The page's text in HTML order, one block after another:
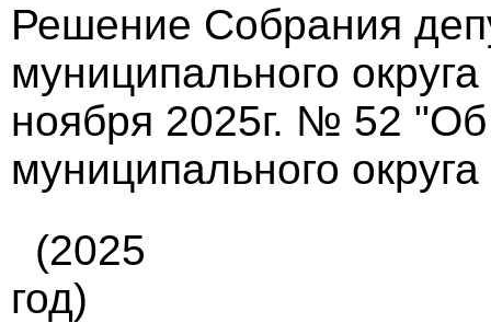
Решение Собрания
муниципального
ноября 2025г. № 52 "Об
муниципального
(2025
год)